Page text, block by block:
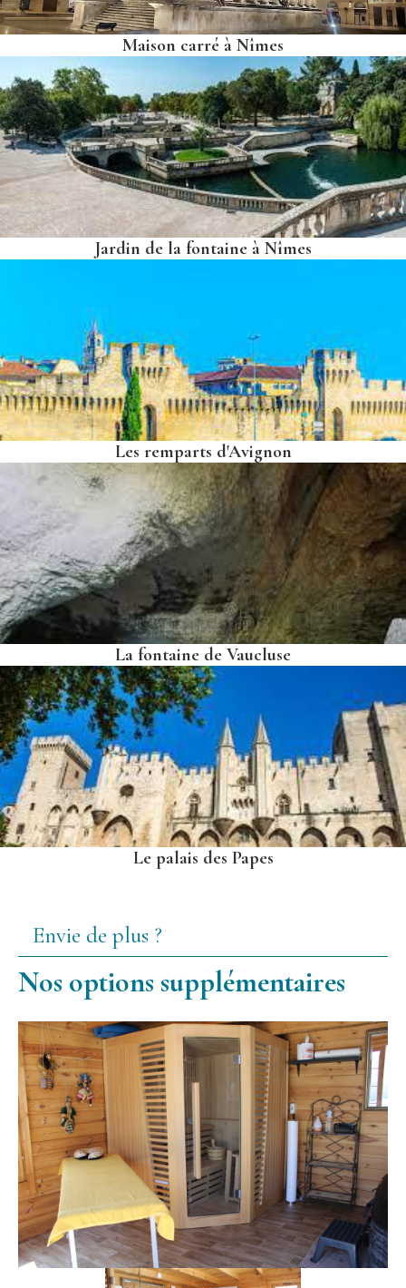
Maison carré à Nîmes
Jardin de la fontaine à Nîmes
Les remparts d'Avignon
La fontaine de Vaucluse
Le palais des Papes
Envie de plus ?
Nos options supplémentaires